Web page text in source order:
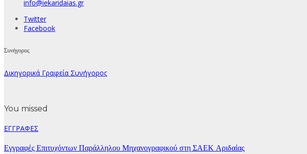
info@iekaridaias.gr
Twitter
Facebook
Συνήγορος
Δικηγορικά Γραφεία Συνήγορος
You missed
ΕΓΓΡΑΦΕΣ
Εγγραφές Επιτυχόντων Παράλληλου Μηχανογραφικού στη ΣΑΕΚ Αριδαίας